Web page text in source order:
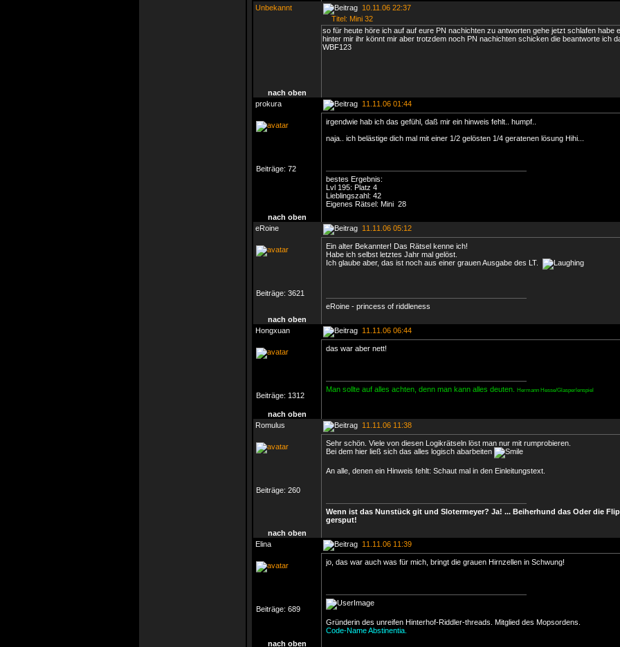
Unbekannt
10.11.06 22:37
Titel: Mini 32
so für heute höre ich auf auf eure PN nachichten zu antworten gehe jetzt schlafen habe
hinter mir ihr könnt mir aber trotzdem noch PN nachichten schicken die beantworte ich
WBF123
nach oben
prokura
11.11.06 01:44
Beiträge: 72
irgendwie hab ich das gefühl, daß mir ein hinweis fehlt.. humpf..
naja.. ich belästige dich mal mit einer 1/2 gelösten 1/4 geratenen lösung Hihi...
bestes Ergebnis:
Lvl 195: Platz 4
Lieblingszahl: 42
Eigenes Rätsel: Mini 28
nach oben
eRoine
11.11.06 05:12
Beiträge: 3621
Ein alter Bekannter! Das Rätsel kenne ich!
Habe ich selbst letztes Jahr mal gelöst.
Ich glaube aber, das ist noch aus einer grauen Ausgabe des LT.
eRoine - princess of riddleness
nach oben
Hongxuan
11.11.06 06:44
Beiträge: 1312
das war aber nett!
Man sollte auf alles achten, denn man kann alles deuten. Hermann Hesse/Glasperlenspiel
nach oben
Romulus
11.11.06 11:38
Beiträge: 260
Sehr schön. Viele von diesen Logikrätseln löst man nur mit rumprobieren.
Bei dem hier ließ sich das alles logisch abarbeiten
An alle, denen ein Hinweis fehlt: Schaut mal in den Einleitungstext.
Wenn ist das Nunstück git und Slotermeyer? Ja! ... Beiherhund das Oder die
gersput!
nach oben
Elina
11.11.06 11:39
Beiträge: 689
jo, das war auch was für mich, bringt die grauen Hirnzellen in Schwung!
Gründerin des unreifen Hinterhof-Riddler-threads. Mitglied des Mopsordens.
Code-Name Abstinentia.
nach oben